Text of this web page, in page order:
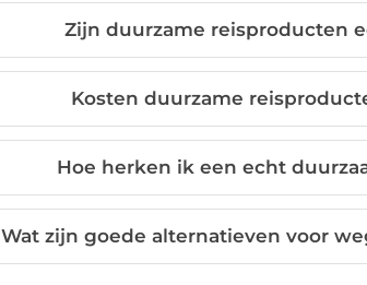
Zijn duurzame reisproducten
Kosten duurzame
Hoe herken ik een echt
Wat zijn goede alternatieven voor